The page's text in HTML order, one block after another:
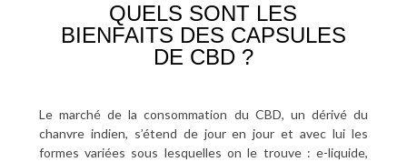
QUELS SONT LES
BIENFAITS DES CAPSULES
DE CBD ?
Le marché de la consommation du CBD, un dérivé du
chanvre indien, s’étend de jour en jour et avec lui les
formes variées sous lesquelles on le trouve : e-liquide,